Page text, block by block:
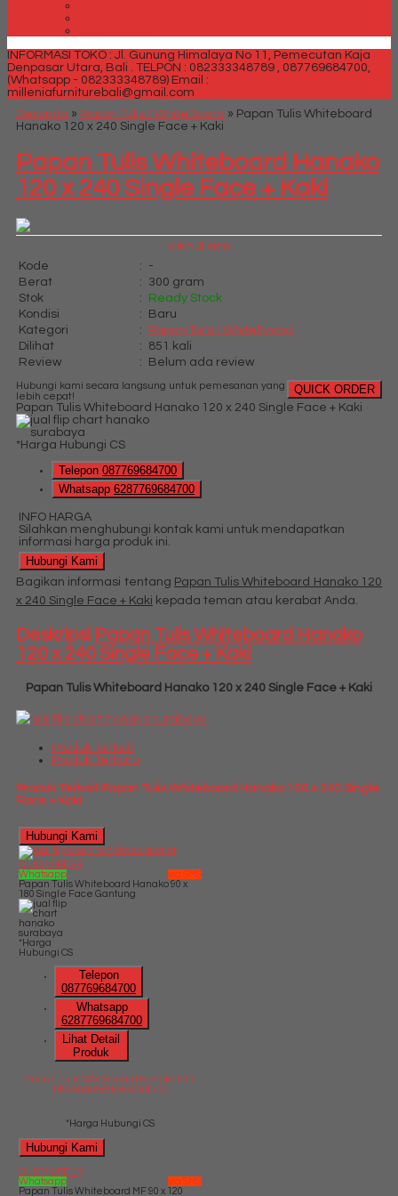
INFORMASI TOKO : Jl. Gunung Himalaya No 11, Pemecutan Kaja
Denpasar Utara, Bali . TELPON : 082333348789 , 087769684700,
(Whatsapp - 082333348789) Email :
milleniafurniturebali@gmail.com
Beranda » Papan Tulis / WhiteBoard » Papan Tulis Whiteboard
Hanako 120 x 240 Single Face + Kaki
Papan Tulis Whiteboard Hanako
120 x 240 Single Face + Kaki
klik full size
Kode
:
-
Berat
:
300 gram
Stok
:
Ready Stock
Kondisi
:
Baru
Kategori
:
Papan Tulis / WhiteBoard
Dilihat
:
851 kali
Review
: Belum ada review
QUICK ORDER
Hubungi kami secara langsung untuk pemesanan yang
lebih cepat!
Papan Tulis Whiteboard Hanako 120 x 240 Single Face + Kaki
*Harga Hubungi CS
Telepon 087769684700
Whatsapp 6287769684700
INFO HARGA
Silahkan menghubungi kontak kami untuk mendapatkan
informasi harga produk ini.
Hubungi Kami
Bagikan informasi tentang Papan Tulis Whiteboard Hanako 120
x 240 Single Face + Kaki kepada teman atau kerabat Anda.
Deskripsi Papan Tulis Whiteboard Hanako
120 x 240 Single Face + Kaki
Papan Tulis Whiteboard Hanako 120 x 240 Single Face + Kaki
Produk Terkait
Produk Terbaru
Produk Terkait Papan Tulis Whiteboard Hanako 120 x 240 Single
Face + Kaki
Hubungi Kami
QUICK ORDER
Whatsapp
via SMS
Papan Tulis Whiteboard Hanako 90 x
180 Single Face Gantung
*Harga
Hubungi CS
Telepon
087769684700
Whatsapp
6287769684700
Lihat Detail
Produk
Papan Tulis Whiteboard Hanako 90 x
180 Single Face Gantung
*Harga Hubungi CS
Hubungi Kami
QUICK ORDER
Whatsapp
via SMS
Papan Tulis Whiteboard MF 90 x 120